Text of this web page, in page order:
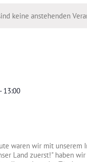
keine anstehenden
13:00
waren wir mit unserem
Land zuerst!" haben